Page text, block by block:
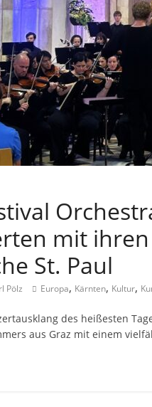
mit
St. Paul
Pölz Europa, Kärnten, Kultur,
des heißesten
aus Graz mit einem